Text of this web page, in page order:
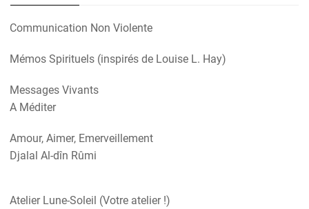
Communication Non Violente
Mémos Spirituels (inspirés de Louise L. Hay)
Messages Vivants
A Méditer
Amour, Aimer, Emerveillement
Djalal Al-dîn Rûmi
Atelier Lune-Soleil (Votre atelier !)